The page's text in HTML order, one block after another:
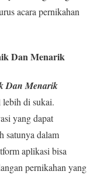
acara pernikahan
Dan Menarik
Dan Menarik
lebih di sukai.
yang dapat
satunya dalam
aplikasi bisa
pernikahan yang